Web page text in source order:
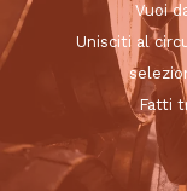
Vuoi
Unisciti al
Fatti